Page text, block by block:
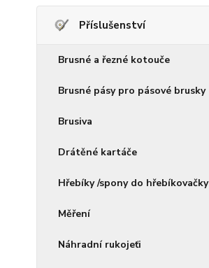
Příslušenství
Brusné a řezné kotouče
Brusné pásy pro pásové brusky
Brusiva
Drátěné kartáče
Hřebíky /spony do hřebíkovačky
Měření
Náhradní rukojeťi